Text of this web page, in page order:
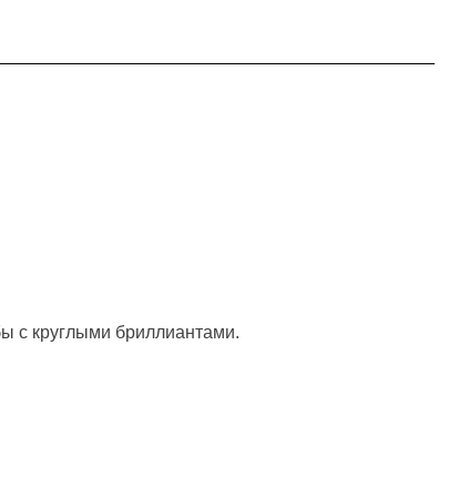
с круглыми бриллиантами.